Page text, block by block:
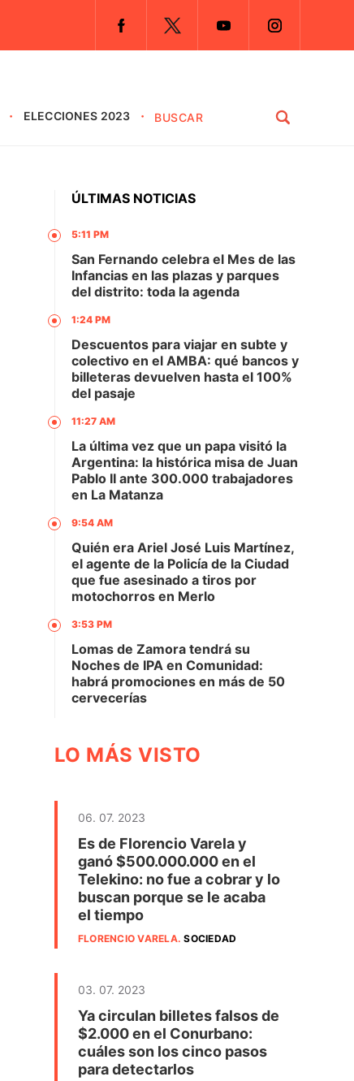
ELECCIONES 2023
ÚLTIMAS NOTICIAS
5:11 PM
San Fernando celebra el Mes de las
Infancias en las plazas y parques
del distrito: toda la agenda
1:24 PM
Descuentos para viajar en subte y
colectivo en el AMBA: qué bancos y
billeteras devuelven hasta el 100%
del pasaje
11:27 AM
La última vez que un papa visitó la
Argentina: la histórica misa de Juan
Pablo II ante 300.000 trabajadores
en La Matanza
9:54 AM
Quién era Ariel José Luis Martínez,
el agente de la Policía de la Ciudad
que fue asesinado a tiros por
motochorros en Merlo
3:53 PM
Lomas de Zamora tendrá su
Noches de IPA en Comunidad:
habrá promociones en más de 50
cervecerías
LO MÁS VISTO
06. 07. 2023
Es de Florencio Varela y
ganó $500.000.000 en el
Telekino: no fue a cobrar y lo
buscan porque se le acaba
el tiempo
FLORENCIO VARELA.SOCIEDAD
03. 07. 2023
Ya circulan billetes falsos de
$2.000 en el Conurbano:
cuáles son los cinco pasos
para detectarlos